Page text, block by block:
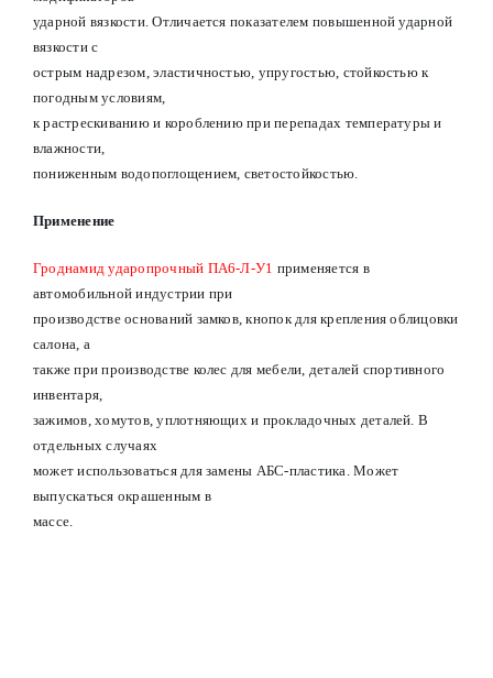
ударной вязкости. Отличается показателем повышенной ударной
вязкости с
острым надрезом, эластичностью, упругостью, стойкостью к
погодным условиям,
к растрескиванию и короблению при перепадах температуры и
влажности,
пониженным водопоглощением, светостойкостью.
Применение
Гроднамид ударопрочный ПА6-Л-У1 применяется в
автомобильной индустрии при
производстве оснований замков, кнопок для крепления облицовки
салона, а
также при производстве колес для мебели, деталей спортивного
инвентаря,
зажимов, хомутов, уплотняющих и прокладочных деталей. В
отдельных случаях
может использоваться для замены АБС-пластика. Может
выпускаться окрашенным в
массе.